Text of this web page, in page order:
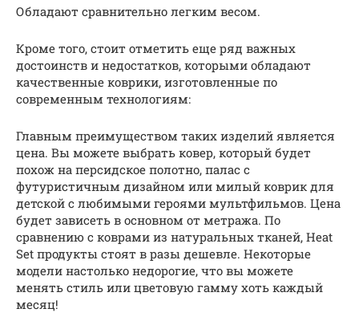
Обладают сравнительно легким весом.
Кроме того, стоит отметить еще ряд важных
достоинств и недостатков, которыми обладают
качественные коврики, изготовленные по
современным технологиям:
Главным преимуществом таких изделий является
цена. Вы можете выбрать ковер, который будет
похож на персидское полотно, палас с
футуристичным дизайном или милый коврик для
детской с любимыми героями мультфильмов. Цена
будет зависеть в основном от метража. По
сравнению с коврами из натуральных тканей, Heat
Set продукты стоят в разы дешевле. Некоторые
модели настолько недорогие, что вы можете
менять стиль или цветовую гамму хоть каждый
месяц!